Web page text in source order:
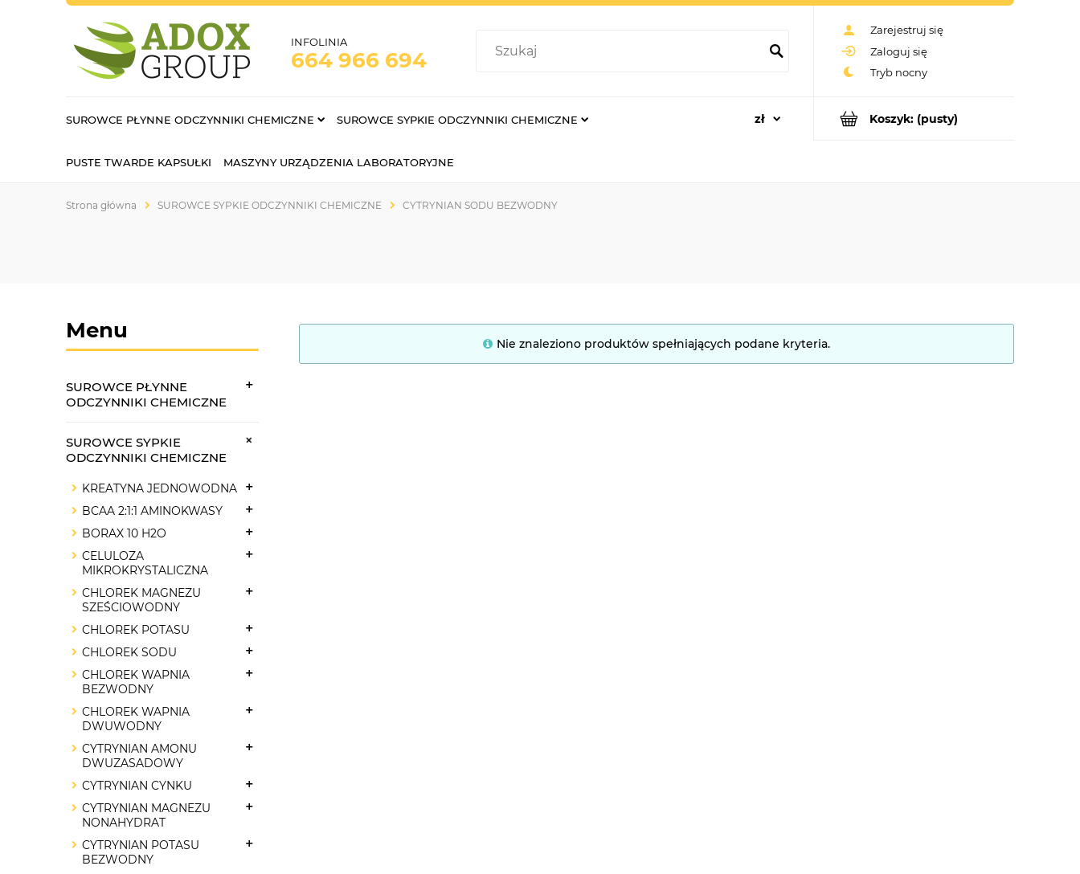
Zarejestruj się
Zaloguj się
INFOLINIA
664 966 694
Koszyk: (pusty)
SUROWCE PŁYNNE ODCZYNNIKI CHEMICZNE SUROWCE SYPKIE ODCZYNNIKI CHEMICZNE
PUSTE TWARDE KAPSUŁKI MASZYNY URZĄDZENIA LABORATORYJNE
Strona główna SUROWCE SYPKIE ODCZYNNIKI CHEMICZNE CYTRYNIAN SODU BEZWODNY
Menu
SUROWCE PŁYNNE
ODCZYNNIKI CHEMICZNE
SUROWCE SYPKIE
ODCZYNNIKI CHEMICZNE
KREATYNA JEDNOWODNA
BCAA 2:1:1 AMINOKWASY
BORAX 10 H2O
CELULOZA
MIKROKRYSTALICZNA
CHLOREK MAGNEZU
SZEŚCIOWODNY
CHLOREK POTASU
CHLOREK SODU
CHLOREK WAPNIA
BEZWODNY
CHLOREK WAPNIA
DWUWODNY
CYTRYNIAN AMONU
DWUZASADOWY
CYTRYNIAN CYNKU
CYTRYNIAN MAGNEZU
NONAHYDRAT
CYTRYNIAN POTASU
BEZWODNY
Nie znaleziono produktów spełniających podane kryteria.